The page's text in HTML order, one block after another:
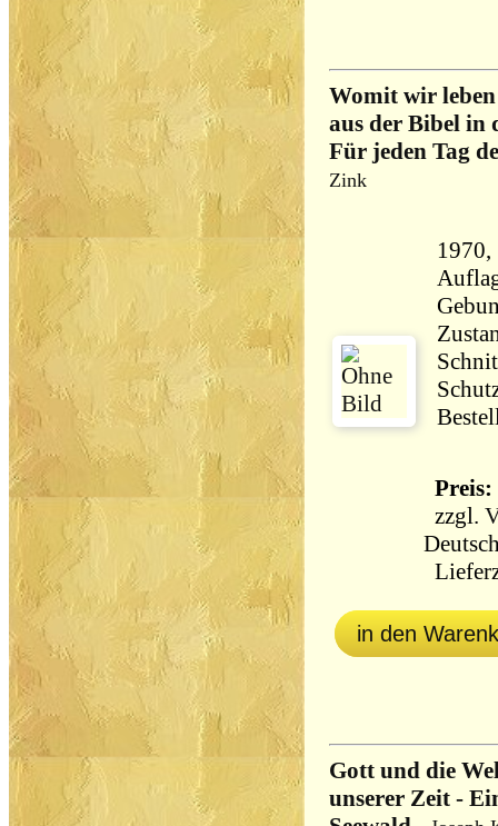
Womit wir
aus der Bibel in
Für jeden Tag
Zink
Preis:
zzgl.
in den
Gott und die
unserer Zeit -